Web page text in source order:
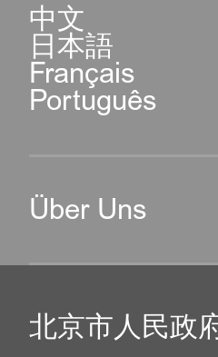
中文
日本語
Français
Português
Über Uns
北京市人民政